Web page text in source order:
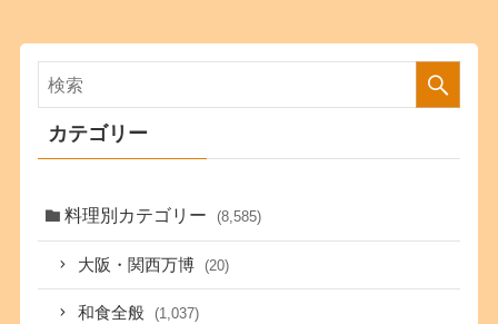
カテゴリー
料理別カテゴリー (8,585)
大阪・関西万博 (20)
和食全般 (1,037)